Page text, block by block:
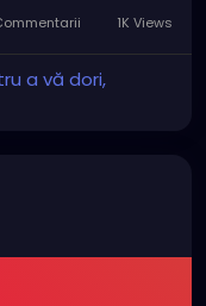
1K Views
a vă dori,